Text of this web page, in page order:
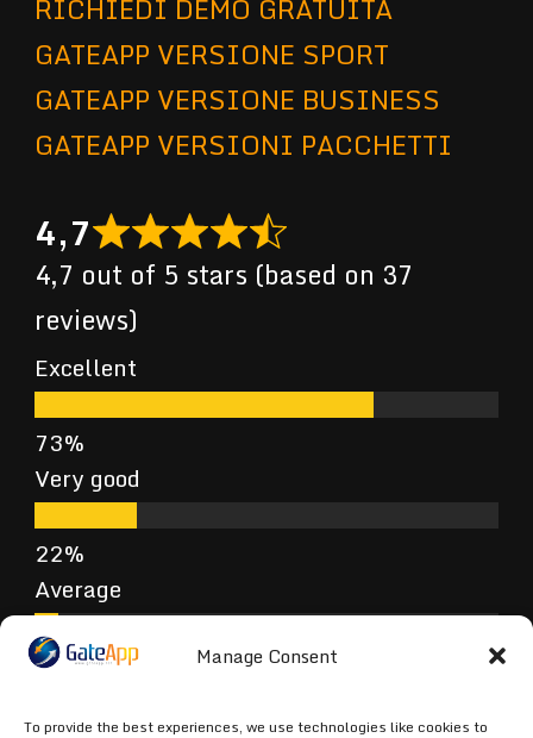
Manage Consent
To provide the best experiences, we use technologies like cookies to
RICHIEDI DEMO GRATUITA
GATEAPP VERSIONE SPORT
GATEAPP VERSIONE BUSINESS
GATEAPP VERSIONI PACCHETTI
4,7
4,7 out of 5 stars (based on 37
reviews)
Excellent
Very good
Average